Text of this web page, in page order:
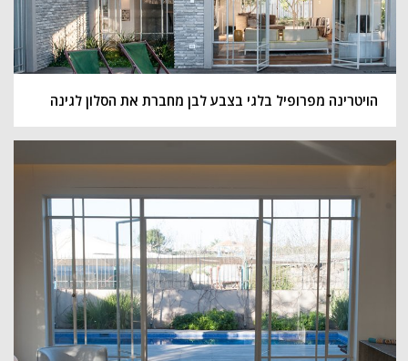
הויטרינה מפרופיל בלגי בצבע לבן מחברת את הסלון לגינה